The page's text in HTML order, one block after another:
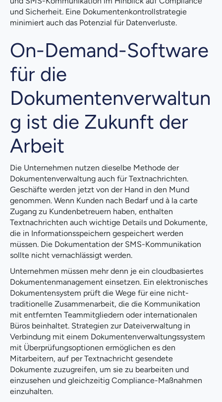
und Sicherheit. Eine Dokumentenkontrollstrategie
minimiert auch das Potenzial für Datenverluste.
On-Demand-Software
für die
Dokumentenverwaltun
g ist die Zukunft der
Arbeit
Die Unternehmen nutzen dieselbe Methode der
Dokumentenverwaltung auch für Textnachrichten.
Geschäfte werden jetzt von der Hand in den Mund
genommen. Wenn Kunden nach Bedarf und à la carte
Zugang zu Kundenbetreuern haben, enthalten
Textnachrichten auch wichtige Details und Dokumente,
die in Informationsspeichern gespeichert werden
müssen. Die Dokumentation der SMS-Kommunikation
sollte nicht vernachlässigt werden.
Unternehmen müssen mehr denn je ein cloudbasiertes
Dokumentenmanagement einsetzen. Ein elektronisches
Dokumentensystem prüft die Wege für eine nicht-
traditionelle Zusammenarbeit, die die Kommunikation
mit entfernten Teammitgliedern oder internationalen
Büros beinhaltet. Strategien zur Dateiverwaltung in
Verbindung mit einem Dokumentenverwaltungssystem
mit Überprüfungsoptionen ermöglichen es den
Mitarbeitern, auf per Textnachricht gesendete
Dokumente zuzugreifen, um sie zu bearbeiten und
einzusehen und gleichzeitig Compliance-Maßnahmen
einzuhalten.